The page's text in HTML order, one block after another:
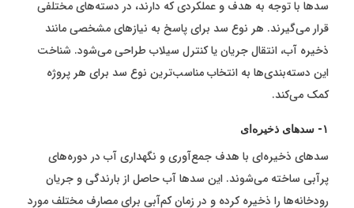
سدها با توجه به هدف و عملکردی که دارند، در دسته‌های مختلفی
قرار می‌گیرند. هر نوع سد برای پاسخ به نیازهای مشخصی مانند
ذخیره آب، انتقال جریان یا کنترل سیلاب طراحی می‌شود. شناخت
این دسته‌بندی‌ها به انتخاب مناسب‌ترین نوع سد برای هر پروژه
کمک می‌کند.
۱- سدهای ذخیره‌ای
سدهای ذخیره‌ای با هدف جمع‌آوری و نگهداری آب در دوره‌های
پرآبی ساخته می‌شوند. این سدها آب حاصل از بارندگی و جریان
رودخانه‌ها را ذخیره کرده و در زمان کم‌آبی برای مصارف مختلف مورد